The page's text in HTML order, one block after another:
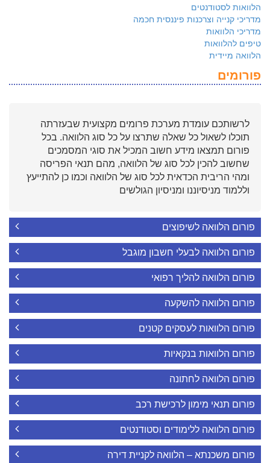
הלוואות לסטודנטים
מדריכי קנייה וצרכנות פיננסית חכמה
מדריכי הלוואות
טיפים להלוואות
הלוואה מיידית
פורומים
לרשותכם עומדת מערכת פרומים מקצועית שבעזרתה
תוכלו לשאול כל שאלה שתרצו על כל סוג הלוואה. בכל
פורום תמצאו מידע חשוב המכיל את סוגי המסמכים
שחשוב להכין לכל סוג של הלוואה, מהם תנאי הפריסה
ומהי הריבית הכדאית לכל סוג של הלוואה וכמו כן להתייעץ
וללמוד מניסיוננו ומניסיון הגולשים
פורום הלוואה לשיפוצים
פורום הלוואה לבעלי חשבון מוגבל
פורום הלוואה להליך רפואי
פורום הלוואה להשקעה
פורום הלוואות לעסקים קטנים
פורום הלוואות בנקאיות
פורום הלוואה לחתונה
פורום תנאי מימון לרכישת רכב
פורום הלוואה ללימודים וסטודנטים
פורום משכנתא – הלוואה לקניית דירה